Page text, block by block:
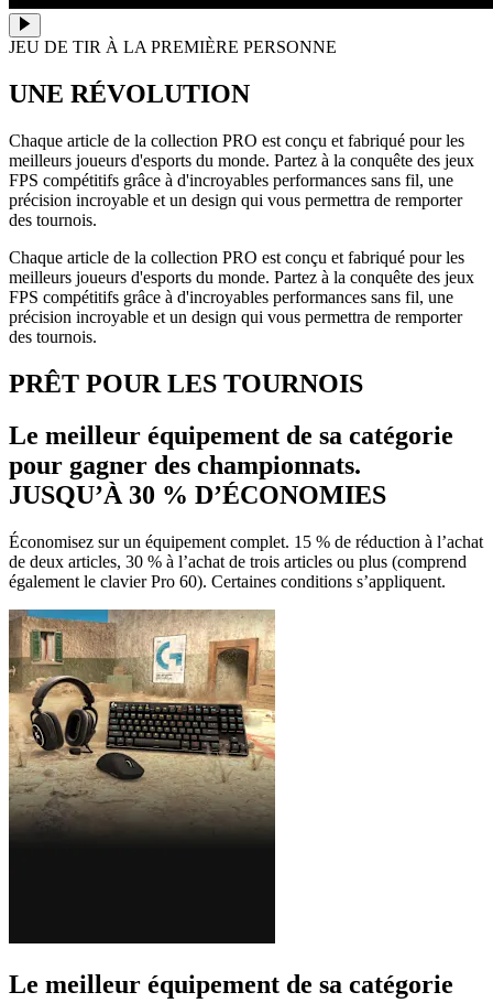
JEU DE TIR À LA PREMIÈRE PERSONNE
UNE RÉVOLUTION
Chaque article de la collection PRO est conçu et fabriqué pour les
meilleurs joueurs d'esports du monde. Partez à la conquête des jeux
FPS compétitifs grâce à d'incroyables performances sans fil, une
précision incroyable et un design qui vous permettra de remporter
des tournois.
Chaque article de la collection PRO est conçu et fabriqué pour les
meilleurs joueurs d'esports du monde. Partez à la conquête des jeux
FPS compétitifs grâce à d'incroyables performances sans fil, une
précision incroyable et un design qui vous permettra de remporter
des tournois.
PRÊT POUR LES TOURNOIS
Le meilleur équipement de sa catégorie
pour gagner des championnats.
JUSQU’À 30 % D’ÉCONOMIES
Économisez sur un équipement complet. 15 % de réduction à l’achat
de deux articles, 30 % à l’achat de trois articles ou plus (comprend
également le clavier Pro 60). Certaines conditions s’appliquent.
Le meilleur équipement de sa catégorie